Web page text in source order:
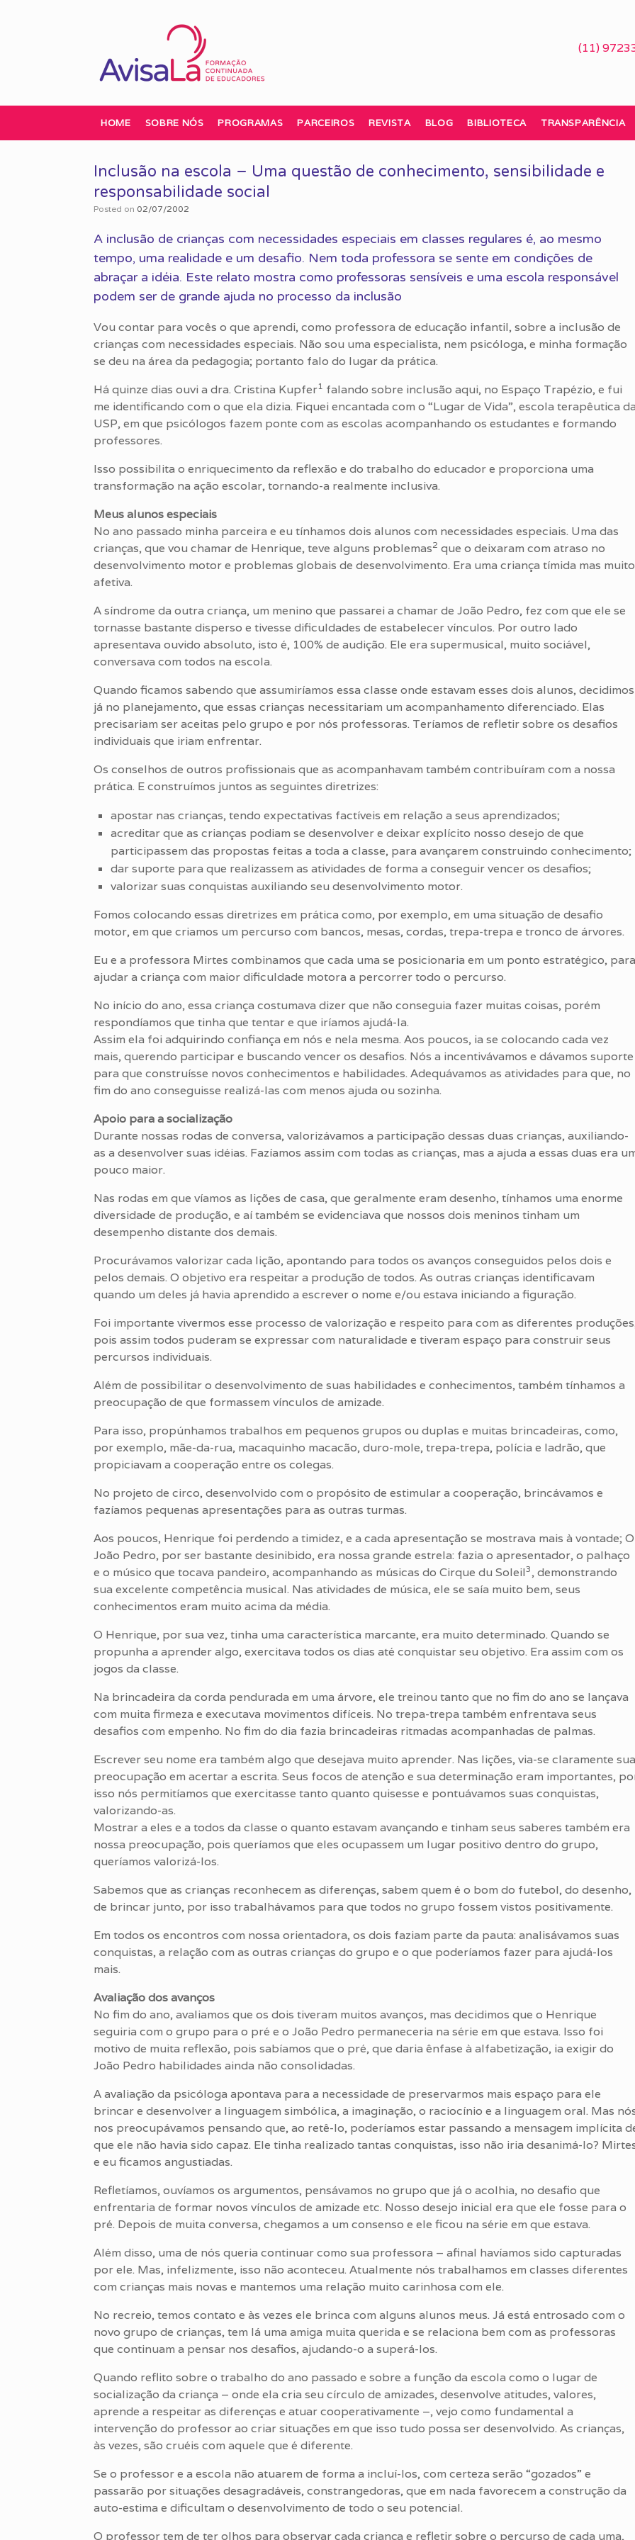
(11)
HOME SOBRE NÓS PROGRAMAS PARCEIROS REVISTA BLOG BIBLIOTECA TRANSPARÊNCIA
Inclusão na escola – Uma questão de conhecimento, sensibilidade e
responsabilidade social
Posted on 02/07/2002
A inclusão de crianças com necessidades especiais em classes regulares é, ao mesmo
tempo, uma realidade e um desafio. Nem toda professora se sente em condições de
abraçar a idéia. Este relato mostra como professoras sensíveis e uma escola responsável
podem ser de grande ajuda no processo da inclusão
Vou contar para vocês o que aprendi, como professora de educação infantil, sobre a inclusão de
crianças com necessidades especiais. Não sou uma especialista, nem psicóloga, e minha formação
se deu na área da pedagogia; portanto falo do lugar da prática.
Há quinze dias ouvi a dra. Cristina Kupfer1 falando sobre inclusão aqui, no Espaço Trapézio, e fui
me identificando com o que ela dizia. Fiquei encantada com o “Lugar de Vida”, escola terapêutica
USP, em que psicólogos fazem ponte com as escolas acompanhando os estudantes e formando
professores.
Isso possibilita o enriquecimento da reflexão e do trabalho do educador e proporciona uma
transformação na ação escolar, tornando-a realmente inclusiva.
Meus alunos especiais
No ano passado minha parceira e eu tínhamos dois alunos com necessidades especiais. Uma das
crianças, que vou chamar de Henrique, teve alguns problemas2 que o deixaram com atraso no
desenvolvimento motor e problemas globais de desenvolvimento. Era uma criança tímida mas muito
afetiva.
A síndrome da outra criança, um menino que passarei a chamar de João Pedro, fez com que ele se
tornasse bastante disperso e tivesse dificuldades de estabelecer vínculos. Por outro lado
apresentava ouvido absoluto, isto é, 100% de audição. Ele era supermusical, muito sociável,
conversava com todos na escola.
Quando ficamos sabendo que assumiríamos essa classe onde estavam esses dois alunos, decidimos
já no planejamento, que essas crianças necessitariam um acompanhamento diferenciado. Elas
precisariam ser aceitas pelo grupo e por nós professoras. Teríamos de refletir sobre os desafios
individuais que iriam enfrentar.
Os conselhos de outros profissionais que as acompanhavam também contribuíram com a nossa
prática. E construímos juntos as seguintes diretrizes:
apostar nas crianças, tendo expectativas factíveis em relação a seus aprendizados;
acreditar que as crianças podiam se desenvolver e deixar explícito nosso desejo de que
participassem das propostas feitas a toda a classe, para avançarem construindo conhecimento;
dar suporte para que realizassem as atividades de forma a conseguir vencer os desafios;
valorizar suas conquistas auxiliando seu desenvolvimento motor.
Fomos colocando essas diretrizes em prática como, por exemplo, em uma situação de desafio
motor, em que criamos um percurso com bancos, mesas, cordas, trepa-trepa e tronco de árvores.
Eu e a professora Mirtes combinamos que cada uma se posicionaria em um ponto estratégico, para
ajudar a criança com maior dificuldade motora a percorrer todo o percurso.
No início do ano, essa criança costumava dizer que não conseguia fazer muitas coisas, porém
respondíamos que tinha que tentar e que iríamos ajudá-la.
Assim ela foi adquirindo confiança em nós e nela mesma. Aos poucos, ia se colocando cada vez
mais, querendo participar e buscando vencer os desafios. Nós a incentivávamos e dávamos suporte
para que construísse novos conhecimentos e habilidades. Adequávamos as atividades para que, no
fim do ano conseguisse realizá-las com menos ajuda ou sozinha.
Apoio para a socialização
Durante nossas rodas de conversa, valorizávamos a participação dessas duas crianças, auxiliando-
as a desenvolver suas idéias. Fazíamos assim com todas as crianças, mas a ajuda a essas duas era
pouco maior.
Nas rodas em que víamos as lições de casa, que geralmente eram desenho, tínhamos uma enorme
diversidade de produção, e aí também se evidenciava que nossos dois meninos tinham um
desempenho distante dos demais.
Procurávamos valorizar cada lição, apontando para todos os avanços conseguidos pelos dois e
pelos demais. O objetivo era respeitar a produção de todos. As outras crianças identificavam
quando um deles já havia aprendido a escrever o nome e/ou estava iniciando a figuração.
Foi importante vivermos esse processo de valorização e respeito para com as diferentes
pois assim todos puderam se expressar com naturalidade e tiveram espaço para construir seus
percursos individuais.
Além de possibilitar o desenvolvimento de suas habilidades e conhecimentos, também tínhamos a
preocupação de que formassem vínculos de amizade.
Para isso, propúnhamos trabalhos em pequenos grupos ou duplas e muitas brincadeiras, como,
por exemplo, mãe-da-rua, macaquinho macacão, duro-mole, trepa-trepa, polícia e ladrão, que
propiciavam a cooperação entre os colegas.
No projeto de circo, desenvolvido com o propósito de estimular a cooperação, brincávamos e
fazíamos pequenas apresentações para as outras turmas.
Aos poucos, Henrique foi perdendo a timidez, e a cada apresentação se mostrava mais à vontade; O
João Pedro, por ser bastante desinibido, era nossa grande estrela: fazia o apresentador, o palhaço
e o músico que tocava pandeiro, acompanhando as músicas do Cirque du Soleil3, demonstrando
sua excelente competência musical. Nas atividades de música, ele se saía muito bem, seus
conhecimentos eram muito acima da média.
O Henrique, por sua vez, tinha uma característica marcante, era muito determinado. Quando se
propunha a aprender algo, exercitava todos os dias até conquistar seu objetivo. Era assim com os
jogos da classe.
Na brincadeira da corda pendurada em uma árvore, ele treinou tanto que no fim do ano se lançava
com muita firmeza e executava movimentos difíceis. No trepa-trepa também enfrentava seus
desafios com empenho. No fim do dia fazia brincadeiras ritmadas acompanhadas de palmas.
Escrever seu nome era também algo que desejava muito aprender. Nas lições, via-se claramente sua
preocupação em acertar a escrita. Seus focos de atenção e sua determinação eram importantes,
isso nós permitíamos que exercitasse tanto quanto quisesse e pontuávamos suas conquistas,
valorizando-as.
Mostrar a eles e a todos da classe o quanto estavam avançando e tinham seus saberes também era
nossa preocupação, pois queríamos que eles ocupassem um lugar positivo dentro do grupo,
queríamos valorizá-los.
Sabemos que as crianças reconhecem as diferenças, sabem quem é o bom do futebol, do desenho,
de brincar junto, por isso trabalhávamos para que todos no grupo fossem vistos positivamente.
Em todos os encontros com nossa orientadora, os dois faziam parte da pauta: analisávamos suas
conquistas, a relação com as outras crianças do grupo e o que poderíamos fazer para ajudá-los
mais.
Avaliação dos avanços
No fim do ano, avaliamos que os dois tiveram muitos avanços, mas decidimos que o Henrique
seguiria com o grupo para o pré e o João Pedro permaneceria na série em que estava. Isso foi
motivo de muita reflexão, pois sabíamos que o pré, que daria ênfase à alfabetização, ia exigir do
João Pedro habilidades ainda não consolidadas.
A avaliação da psicóloga apontava para a necessidade de preservarmos mais espaço para ele
brincar e desenvolver a linguagem simbólica, a imaginação, o raciocínio e a linguagem oral. Mas
nos preocupávamos pensando que, ao retê-lo, poderíamos estar passando a mensagem implícita
que ele não havia sido capaz. Ele tinha realizado tantas conquistas, isso não iria desanimá-lo?
e eu ficamos angustiadas.
Refletíamos, ouvíamos os argumentos, pensávamos no grupo que já o acolhia, no desafio que
enfrentaria de formar novos vínculos de amizade etc. Nosso desejo inicial era que ele fosse para o
pré. Depois de muita conversa, chegamos a um consenso e ele ficou na série em que estava.
Além disso, uma de nós queria continuar como sua professora – afinal havíamos sido capturadas
por ele. Mas, infelizmente, isso não aconteceu. Atualmente nós trabalhamos em classes diferentes
com crianças mais novas e mantemos uma relação muito carinhosa com ele.
No recreio, temos contato e às vezes ele brinca com alguns alunos meus. Já está entrosado com o
novo grupo de crianças, tem lá uma amiga muita querida e se relaciona bem com as professoras
que continuam a pensar nos desafios, ajudando-o a superá-los.
Quando reflito sobre o trabalho do ano passado e sobre a função da escola como o lugar de
socialização da criança – onde ela cria seu círculo de amizades, desenvolve atitudes, valores,
aprende a respeitar as diferenças e atuar cooperativamente –, vejo como fundamental a
intervenção do professor ao criar situações em que isso tudo possa ser desenvolvido. As crianças,
às vezes, são cruéis com aquele que é diferente.
Se o professor e a escola não atuarem de forma a incluí-los, com certeza serão “gozados” e
passarão por situações desagradáveis, constrangedoras, que em nada favorecem a construção da
auto-estima e dificultam o desenvolvimento de todo o seu potencial.
O professor tem de ter olhos para observar cada criança e refletir sobre o percurso de cada uma,